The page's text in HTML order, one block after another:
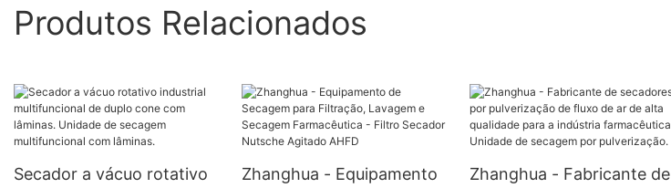
Produtos Relacionados
Secador a vácuo rotativo
Zhanghua - Equipamento
Zhanghua - Fabricante de